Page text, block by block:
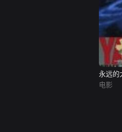
永远的
电影